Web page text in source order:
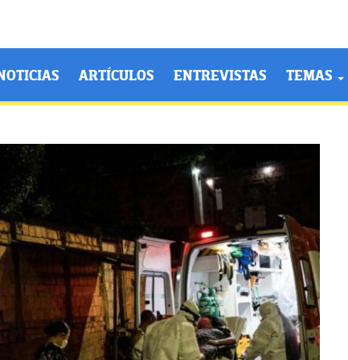
ARTÍCULOS ENTREVISTAS TEMAS